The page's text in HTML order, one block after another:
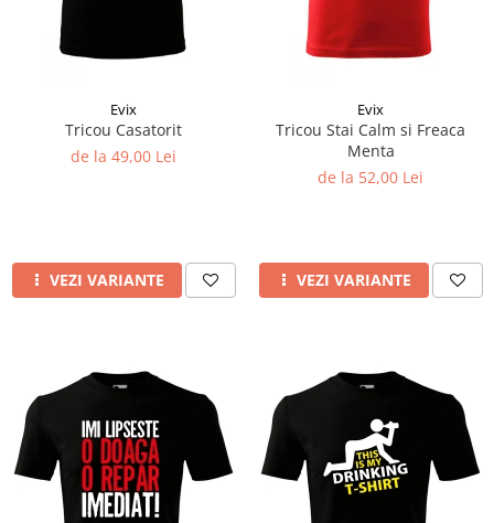
Evix
Tricou Casatorit
de la 49,00 Lei
VEZI VARIANTE
Evix
Tricou Stai Calm si Freaca
Menta
de la 52,00 Lei
VEZI VARIANTE